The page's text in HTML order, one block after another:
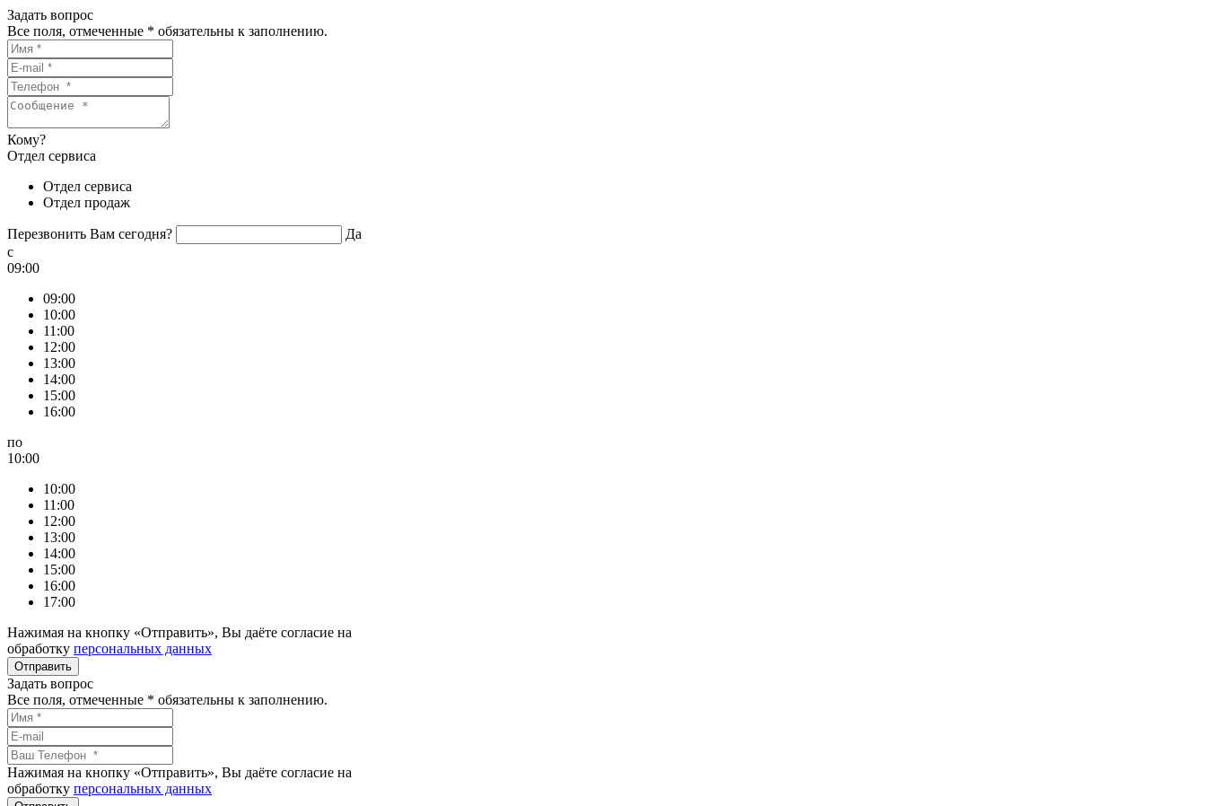
Задать вопрос
Все поля, отмеченные * обязательны к заполнению.
Кому?
Отдел сервиса
Отдел сервиса
Отдел продаж
Перезвонить Вам сегодня?
Да
c
09:00
09:00
10:00
11:00
12:00
13:00
14:00
15:00
16:00
по
10:00
10:00
11:00
12:00
13:00
14:00
15:00
16:00
17:00
Нажимая на кнопку «Отправить», Вы даёте согласие на
обработку персональных данных
Задать вопрос
Все поля, отмеченные * обязательны к заполнению.
Нажимая на кнопку «Отправить», Вы даёте согласие на
обработку персональных данных